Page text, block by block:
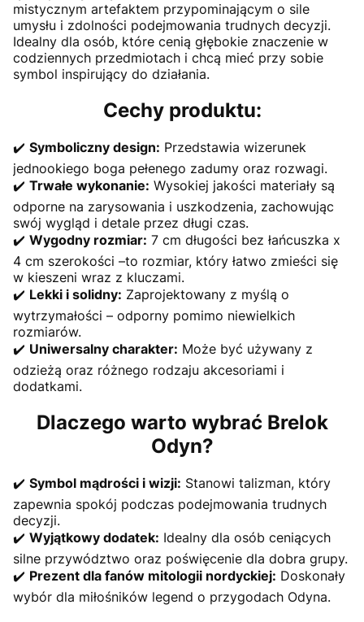
mistycznym artefaktem przypominającym o sile
umysłu i zdolności podejmowania trudnych decyzji.
Idealny dla osób, które cenią głębokie znaczenie w
codziennych przedmiotach i chcą mieć przy sobie
symbol inspirujący do działania.
Cechy produktu:
✔️ Symboliczny design: Przedstawia wizerunek
jednookiego boga pełenego zadumy oraz rozwagi.
✔️ Trwałe wykonanie: Wysokiej jakości materiały są
odporne na zarysowania i uszkodzenia, zachowując
swój wygląd i detale przez długi czas.
✔️ Wygodny rozmiar: 7 cm długości bez łańcuszka x
4 cm szerokości –to rozmiar, który łatwo zmieści się
w kieszeni wraz z kluczami.
✔️ Lekki i solidny: Zaprojektowany z myślą o
wytrzymałości – odporny pomimo niewielkich
rozmiarów.
✔️ Uniwersalny charakter: Może być używany z
odzieżą oraz różnego rodzaju akcesoriami i
dodatkami.
Dlaczego warto wybrać Brelok
Odyn?
✔️ Symbol mądrości i wizji: Stanowi talizman, który
zapewnia spokój podczas podejmowania trudnych
decyzji.
✔️ Wyjątkowy dodatek: Idealny dla osób ceniących
silne przywództwo oraz poświęcenie dla dobra grupy.
✔️ Prezent dla fanów mitologii nordyckiej: Doskonały
wybór dla miłośników legend o przygodach Odyna.